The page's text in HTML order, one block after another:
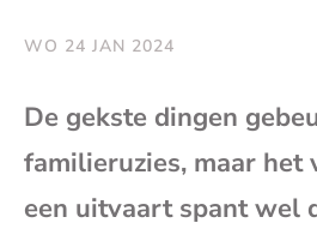
WO 24 JAN 2024
De gekste dingen
familieruzies, maar het
een uitvaart spant wel